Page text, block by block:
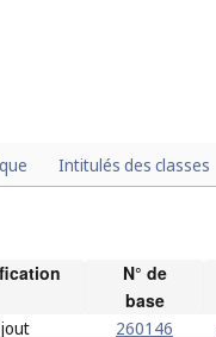
Intitulés des classes
N° de
base
260146